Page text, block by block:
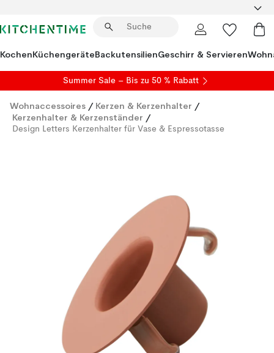
KochenKüchengeräteBackutensilienGeschirr & Servieren
Summer Sale – Bis zu 50 % Rabatt
Wohnaccessoires / Kerzen & Kerzenhalter /
Kerzenhalter & Kerzenständer /
Design Letters Kerzenhalter für Vase & Espressotasse